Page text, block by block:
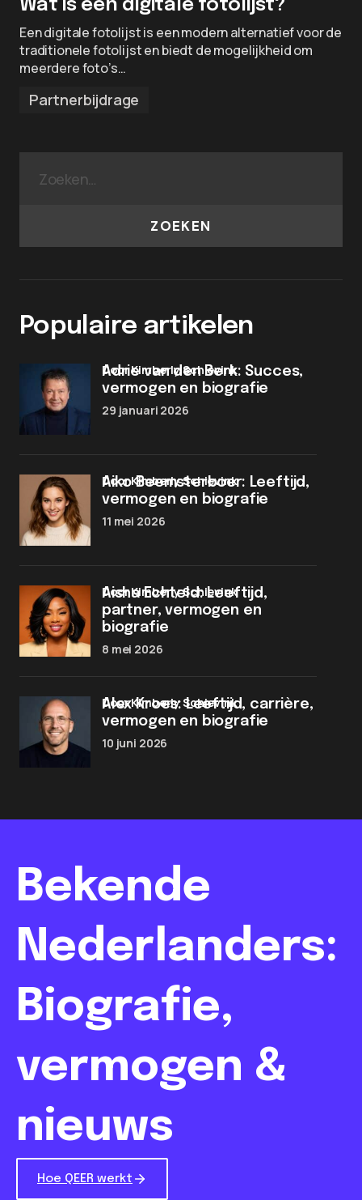
Wat is een digitale fotolijst?
Een digitale fotolijst is een modern alternatief voor de
traditionele fotolijst en biedt de mogelijkheid om
meerdere foto’s…
Partnerbijdrage
ZOEKEN
Populaire artikelen
Adrie van den Berk: Succes,
vermogen en biografie
door Kimberly Schievink
29 januari 2026
Aiko Beemsterboer: Leeftijd,
vermogen en biografie
door Kimberly Schievink
11 mei 2026
Aisha Echteld: Leeftijd,
partner, vermogen en
biografie
door Kimberly Schievink
8 mei 2026
Alex Kroes: Leeftijd, carrière,
vermogen en biografie
door Kimberly Schievink
10 juni 2026
Bekende
Nederlanders:
Biografie,
vermogen &
nieuws
Hoe QEER werkt